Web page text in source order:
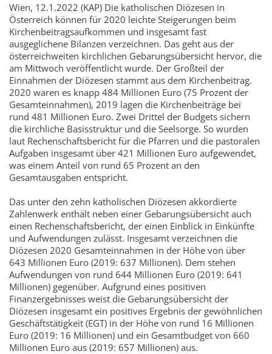
Wien, 12.1.2022 (KAP) Die katholischen Diözesen in
Österreich können für 2020 leichte Steigerungen beim
Kirchenbeitragsaufkommen und insgesamt fast
ausgeglichene Bilanzen verzeichnen. Das geht aus der
österreichweiten kirchlichen Gebarungsübersicht hervor, die
am Mittwoch veröffentlicht wurde. Der Großteil der
Einnahmen der Diözesen stammt aus dem Kirchenbeitrag.
2020 waren es knapp 484 Millionen Euro (75 Prozent der
Gesamteinnahmen), 2019 lagen die Kirchenbeiträge bei
rund 481 Millionen Euro. Zwei Drittel der Budgets sichern
die kirchliche Basisstruktur und die Seelsorge. So wurden
laut Rechenschaftsbericht für die Pfarren und die pastoralen
Aufgaben insgesamt über 421 Millionen Euro aufgewendet,
was einem Anteil von rund 65 Prozent an den
Gesamtausgaben entspricht.
Das unter den zehn katholischen Diözesen akkordierte
Zahlenwerk enthält neben einer Gebarungsübersicht auch
einen Rechenschaftsbericht, der einen Einblick in Einkünfte
und Aufwendungen zulässt. Insgesamt verzeichnen die
Diözesen 2020 Gesamteinnahmen in der Höhe von über
643 Millionen Euro (2019: 637 Millionen). Dem stehen
Aufwendungen von rund 644 Millionen Euro (2019: 641
Millionen) gegenüber. Aufgrund eines positiven
Finanzergebnisses weist die Gebarungsübersicht der
Diözesen insgesamt ein positives Ergebnis der gewöhnlichen
Geschäftstätigkeit (EGT) in der Höhe von rund 16 Millionen
Euro (2019: 16 Millionen) und ein Gesamtbudget von 660
Millionen Euro aus (2019: 657 Millionen) aus.